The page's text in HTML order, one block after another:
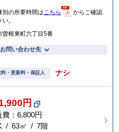
の所要時間はこちら
からご確認
。
曽根東町六丁目5番
問い合わせ先
・更新料・保証人 ナシ
円
費：6,800円
/ 63㎡ / 7階